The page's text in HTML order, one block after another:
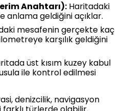
Anahtarı): Haritadaki
anlama geldiğini açıklar.
mesafenin gerçekte kaç
karşılık geldiğini
üst kısım kuzey kabul
ile kontrol edilmesi
denizcilik, navigasyon